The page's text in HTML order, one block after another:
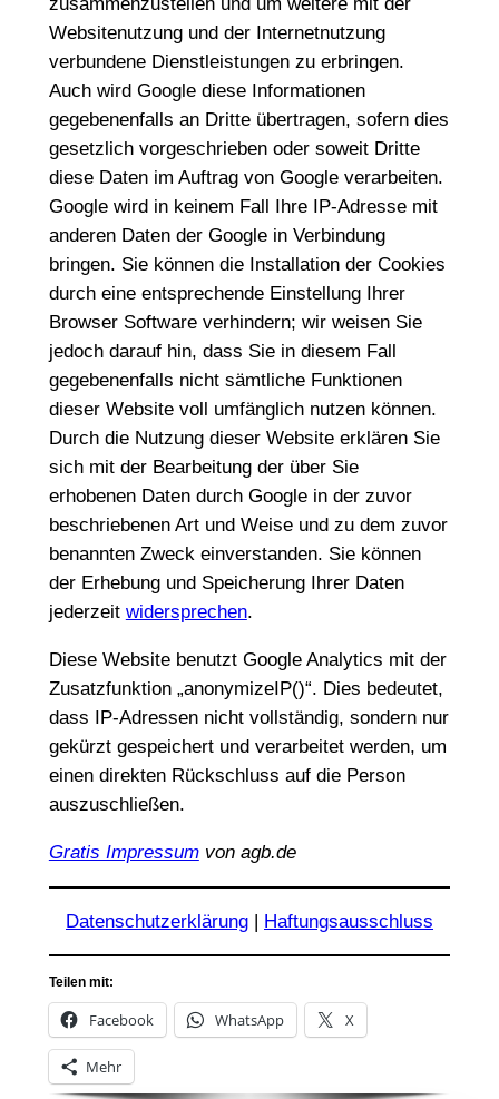
zusammenzustellen und um weitere mit der
Websitenutzung und der Internetnutzung
verbundene Dienstleistungen zu erbringen.
Auch wird Google diese Informationen
gegebenenfalls an Dritte übertragen, sofern dies
gesetzlich vorgeschrieben oder soweit Dritte
diese Daten im Auftrag von Google verarbeiten.
Google wird in keinem Fall Ihre IP-Adresse mit
anderen Daten der Google in Verbindung
bringen. Sie können die Installation der Cookies
durch eine entsprechende Einstellung Ihrer
Browser Software verhindern; wir weisen Sie
jedoch darauf hin, dass Sie in diesem Fall
gegebenenfalls nicht sämtliche Funktionen
dieser Website voll umfänglich nutzen können.
Durch die Nutzung dieser Website erklären Sie
sich mit der Bearbeitung der über Sie
erhobenen Daten durch Google in der zuvor
beschriebenen Art und Weise und zu dem zuvor
benannten Zweck einverstanden. Sie können
der Erhebung und Speicherung Ihrer Daten
jederzeit widersprechen.
Diese Website benutzt Google Analytics mit der
Zusatzfunktion „anonymizeIP()“. Dies bedeutet,
dass IP-Adressen nicht vollständig, sondern nur
gekürzt gespeichert und verarbeitet werden, um
einen direkten Rückschluss auf die Person
auszuschließen.
Gratis Impressumvon agb.de
Datenschutzerklärung | Haftungsausschluss
Teilen mit:
Facebook WhatsApp X
Mehr